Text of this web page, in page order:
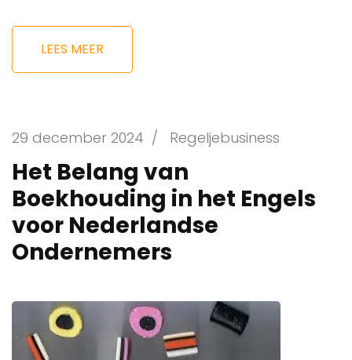
LEES MEER
29 december 2024 / Regeljebusiness
Het Belang van
Boekhouding in het Engels
voor Nederlandse
Ondernemers